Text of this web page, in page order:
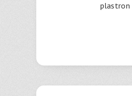
plastron